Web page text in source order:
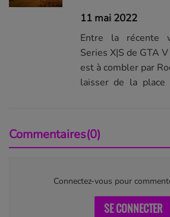
11 mai 2022
Entre la récente
Series X|S de GTA
est à combler par
laisser de la place
Commentaires(0)
Connectez-vous pour
SE CONNECTER